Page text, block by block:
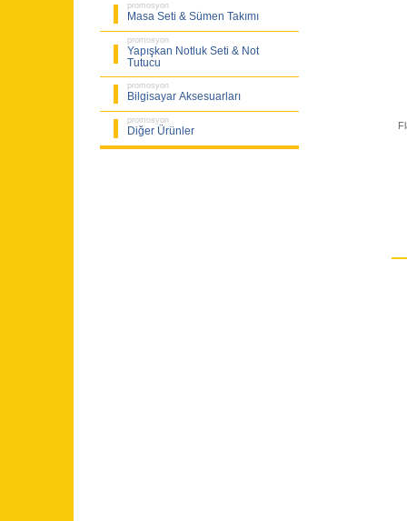
promosyon
Masa Seti & Sümen Takımı
promosyon
Yapışkan Notluk Seti & Not
Tutucu
promosyon
Bilgisayar Aksesuarları
promosyon
Diğer Ürünler